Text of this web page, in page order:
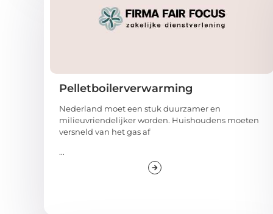
Pelletboilerverwarming
Nederland moet een stuk duurzamer en
milieuvriendelijker worden. Huishoudens moeten
versneld van het gas af
...